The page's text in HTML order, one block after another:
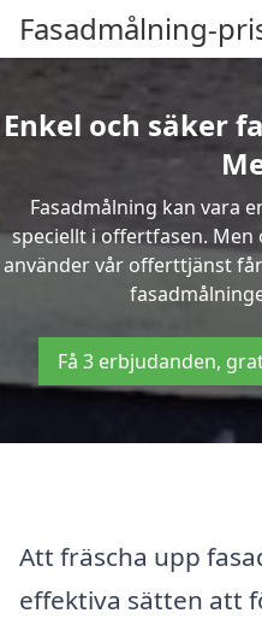
Fasadmålning-
Enkel och säker
Fasadmålning kan vara
speciellt i offertfasen.
använder vår offerttjänst
Få 3 erbjudanden,
Att fräscha upp
effektiva sätten att